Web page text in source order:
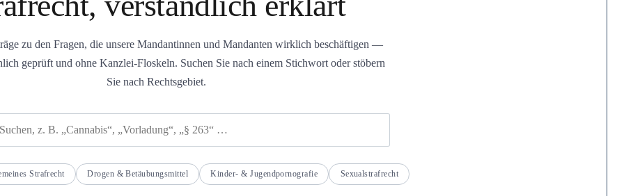
zu den Fragen, die unsere Mandantinnen und Mandanten wirklich beschäftigen —
geprüft und ohne Kanzlei-Floskeln. Suchen Sie nach einem Stichwort oder stöbern
Sie nach Rechtsgebiet.
Strafrecht Drogen & Betäubungsmittel Kinder- & Jugendpornografie Sexualstrafrecht